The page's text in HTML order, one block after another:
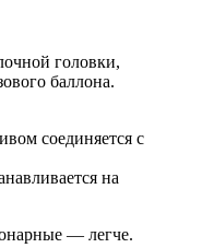
головки,
баллона.
соединяется с
на
— легче.